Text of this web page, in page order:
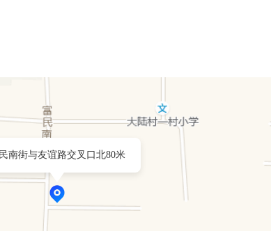
南街与友谊路交叉口北80米